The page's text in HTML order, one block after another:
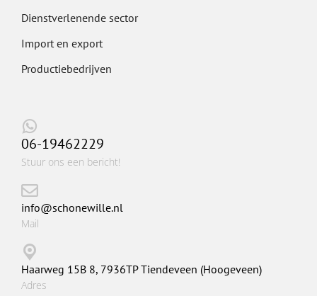
Dienstverlenende sector
Import en export
Productiebedrijven
06-19462229
Stuur ons een bericht!
info@schonewille.nl
Mail
Haarweg 15B 8, 7936TP Tiendeveen (Hoogeveen)
Adres